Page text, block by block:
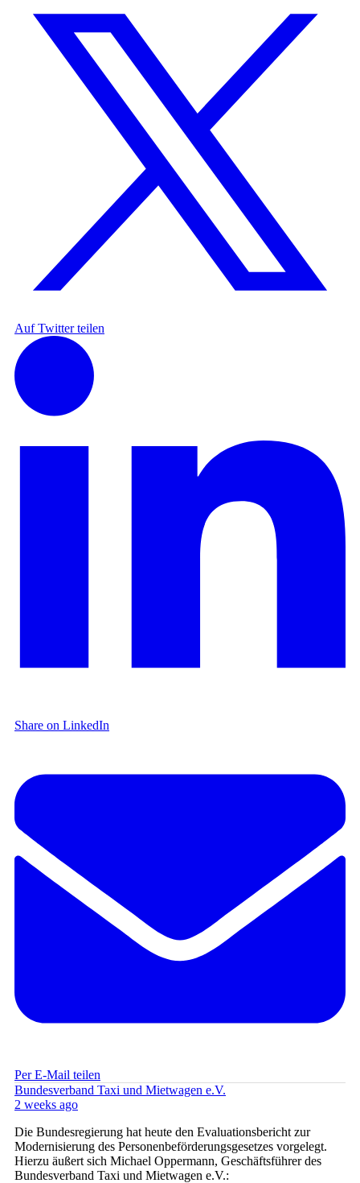
Auf Twitter teilen
Share on LinkedIn
Per E-Mail teilen
Bundesverband Taxi und Mietwagen e.V.
2 weeks ago
Die Bundesregierung hat heute den Evaluationsbericht zur
Modernisierung des Personenbeförderungsgesetzes vorgelegt.
Hierzu äußert sich Michael Oppermann, Geschäftsführer des
Bundesverband Taxi und Mietwagen e.V.: